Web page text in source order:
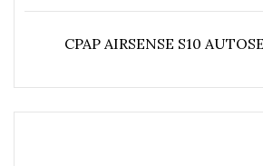
CPAP AIRSENSE S10